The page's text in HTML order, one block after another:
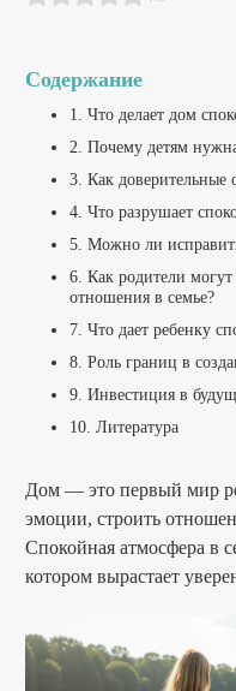
Содержание
1. Что делает дом
2. Почему детям
3. Как доверительные
4. Что разрушает
5. Можно ли
6. Как родители
отношения в семье?
7. Что дает ребенку
8. Роль границ в
9. Инвестиция в
10. Литература
Дом — это первый мир
эмоции, строить
Спокойная атмосфера в
котором вырастает